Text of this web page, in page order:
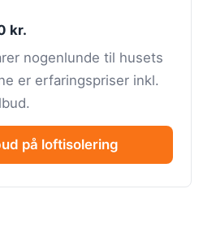
kr.
nogenlunde til husets
er erfaringspriser inkl.
på loftisolering